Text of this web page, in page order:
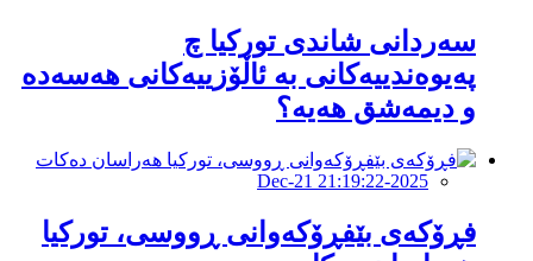
سەردانی شاندی توركیا چ
پەیوەندییەكانی بە ئاڵۆزییەكانی هەسەدە
و دیمەشق هەیە؟
2025-Dec-21 21:19:22
فڕۆکەی بێفڕۆکەوانی ڕووسی، تورکیا